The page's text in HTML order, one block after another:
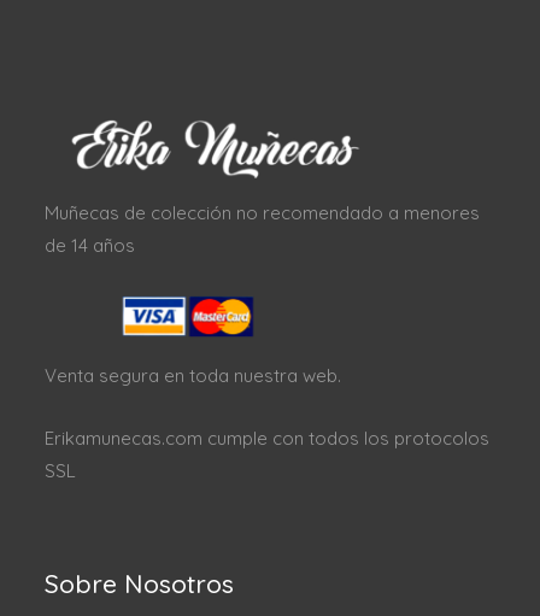
Muñecas de colección no recomendado a menores
de 14 años
Venta segura en toda nuestra web.
Erikamunecas.com cumple con todos los protocolos
SSL
Sobre Nosotros